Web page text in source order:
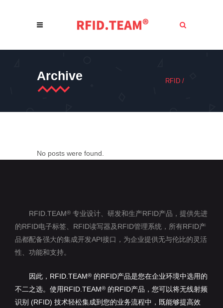
Archive RFID /
No posts were found.
RFID.TEAM® 专业设计、研发和生产RFID产品，提供先进
的RFID电子标签、RFID读写器及RFID管理系统，所有RFID产
品都配备强大的集成开发API接口，为企业提供无与伦比的灵活
性、功能和支持。
因此，RFID.TEAM® 的RFID产品是您在企业环境中选用的
不二之选。使用RFID.TEAM® 的RFID产品，您可以将无线射频
识别 (RFID) 技术轻松集成到您的业务流程中，既能够提高效